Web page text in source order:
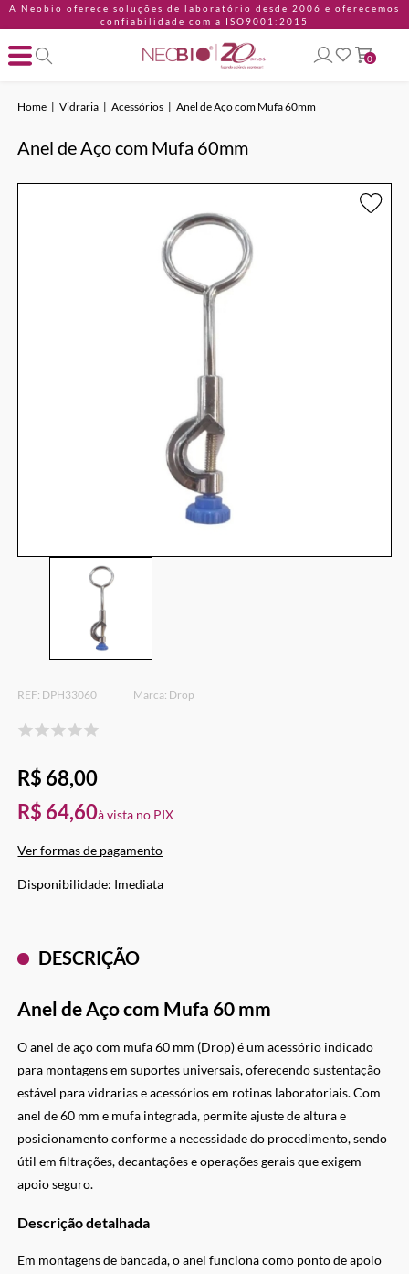
A Neobio oferece soluções de laboratório desde 2006 e oferecemos
confiabilidade com a ISO9001:2015
0
Home Vidraria Acessórios Anel de Aço com Mufa 60mm
Anel de Aço com Mufa 60mm
DPH33060 Drop
R$ 64,60
R$ 68,00
Ver formas de pagamento
Imediata
DESCRIÇÃO
Anel de Aço com Mufa 60 mm
O anel de aço com mufa 60 mm (Drop) é um acessório indicado
para montagens em suportes universais, oferecendo sustentação
estável para vidrarias e acessórios em rotinas laboratoriais. Com
anel de 60 mm e mufa integrada, permite ajuste de altura e
posicionamento conforme a necessidade do procedimento, sendo
útil em filtrações, decantações e operações gerais que exigem
apoio seguro.
Descrição detalhada
Em montagens de bancada, o anel funciona como ponto de apoio